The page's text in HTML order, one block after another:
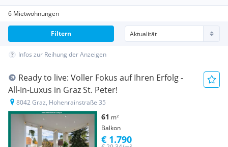
6 Mietwohnungen
Filtern
Infos zur Reihung der Anzeigen
Ready to live: Voller Fokus auf Ihren Erfolg -
All-In-Luxus in Graz St. Peter!
8042 Graz, Hohenrainstraße 35
61 m²
Balkon
€ 1.790